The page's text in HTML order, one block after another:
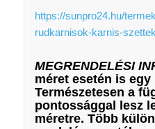
https://sunpro24.hu/
rudkarnisok-karnis-
MEGRENDELÉSI
méret esetén is
Természetesen a
pontossággal lesz
méretre. Több